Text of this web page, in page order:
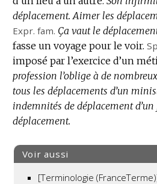
déplacement. Aimer les
Expr. fam. Ça vaut le
fasse un voyage pour le voir.
imposé par l’exercice d’un
profession l’oblige à de
tous les déplacements d’un
indemnités de déplacement
déplacement.
Voir aussi
[Terminologie